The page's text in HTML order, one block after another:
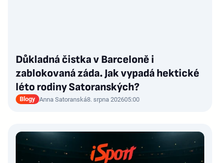
Důkladná čistka v Barceloně i
zablokovaná záda. Jak vypadá hektické
léto rodiny Satoranských?
Blogy Anna Satoranská8. srpna 202605:00